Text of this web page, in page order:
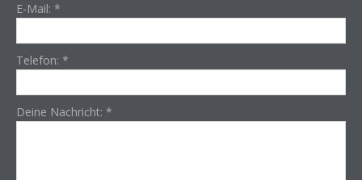
E-Mail: *
Telefon: *
Deine Nachricht: *